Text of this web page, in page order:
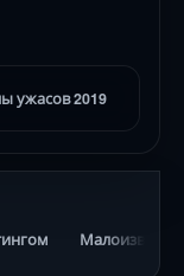
ужасов 2019